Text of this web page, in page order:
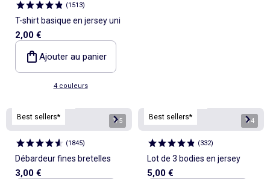
(1513)
T-shirt basique en jersey uni
2,00 €
Ajouter au panier
4 couleurs
Best sellers*
1/5
(1845)
Débardeur fines bretelles
3,00 €
Best sellers*
1/4
(332)
Lot de 3 bodies en jersey
5,00 €